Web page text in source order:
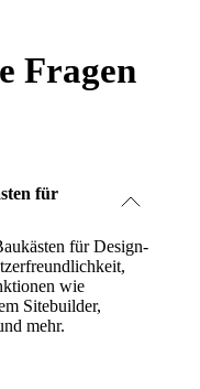
Fragen
für
für Design-
wie
Sitebuilder,
mehr.